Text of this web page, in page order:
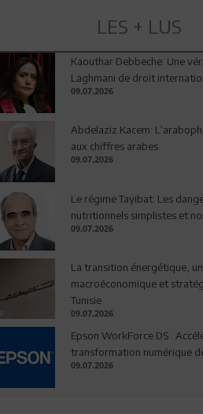
LES + LUS
Kaouthar Debbeche: Une
Laghmani de droit
09.07.2026
Abdelaziz Kacem:
aux chiffres arabes
09.07.2026
Le régime Tayibat: Les
nutritionnels simplistes et
09.07.2026
La transition énergétique,
macroéconomique et
Tunisie
09.07.2026
Epson WorkForce DS :
transformation numérique
09.07.2026